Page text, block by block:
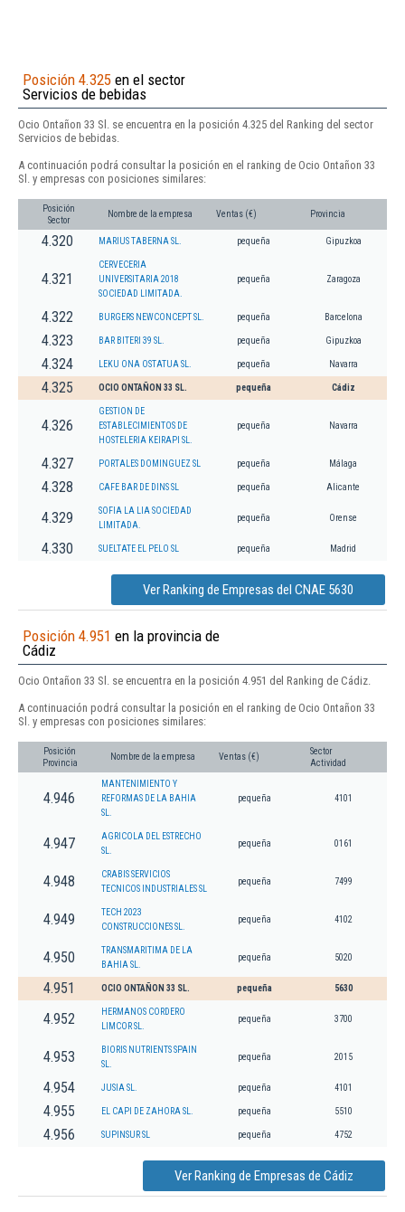
Posición 4.325 en el sector
Servicios de bebidas
Ocio Ontañon 33 Sl. se encuentra en la posición 4.325 del Ranking del sector
Servicios de bebidas.
A continuación podrá consultar la posición en el ranking de Ocio Ontañon 33
Sl. y empresas con posiciones similares:
Posición
Sector
Nombre de la empresa Ventas (€) Provincia
4.320 MARIUS TABERNA SL. pequeña Gipuzkoa
4.321
CERVECERIA
UNIVERSITARIA 2018
SOCIEDAD LIMITADA.
pequeña Zaragoza
4.322 BURGERS NEWCONCEPT SL. pequeña Barcelona
4.323 BAR BITERI 39 SL. pequeña Gipuzkoa
4.324 LEKU ONA OSTATUA SL. pequeña Navarra
4.325 OCIO ONTAÑON 33 SL. pequeña Cádiz
4.326
GESTION DE
ESTABLECIMIENTOS DE
HOSTELERIA KEIRAPI SL.
pequeña Navarra
4.327 PORTALES DOMINGUEZ SL pequeña Málaga
4.328 CAFE BAR DE DINS SL pequeña Alicante
4.329
SOFIA LA LIA SOCIEDAD
LIMITADA.
pequeña Orense
4.330 SUELTATE EL PELO SL pequeña Madrid
Ver Ranking de Empresas del CNAE 5630
Posición 4.951 en la provincia de
Cádiz
Ocio Ontañon 33 Sl. se encuentra en la posición 4.951 del Ranking de Cádiz.
A continuación podrá consultar la posición en el ranking de Ocio Ontañon 33
Sl. y empresas con posiciones similares:
Posición
Provincia
Nombre de la empresa Ventas (€)
Sector
Actividad
4.946
MANTENIMIENTO Y
REFORMAS DE LA BAHIA
SL.
pequeña 4101
4.947
AGRICOLA DEL ESTRECHO
SL.
pequeña 0161
4.948
CRABIS SERVICIOS
TECNICOS INDUSTRIALES SL
pequeña 7499
4.949
TECH 2023
CONSTRUCCIONES SL.
pequeña 4102
4.950
TRANSMARITIMA DE LA
BAHIA SL.
pequeña 5020
4.951 OCIO ONTAÑON 33 SL. pequeña 5630
4.952
HERMANOS CORDERO
LIMCOR SL.
pequeña 3700
4.953
BIORIS NUTRIENTS SPAIN
SL.
pequeña 2015
4.954 JUSIA SL. pequeña 4101
4.955 EL CAPI DE ZAHORA SL. pequeña 5510
4.956 SUPINSUR SL pequeña 4752
Ver Ranking de Empresas de Cádiz